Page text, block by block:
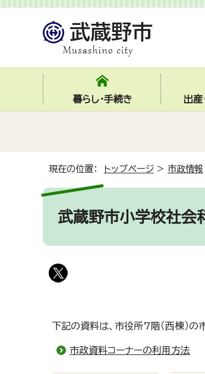
暮らし・手続き 出産
現在の位置： トップページ > 市政情報
武蔵野市小学校社
下記の資料は、市役所7階（西棟）の
市政資料コーナーの利用方法